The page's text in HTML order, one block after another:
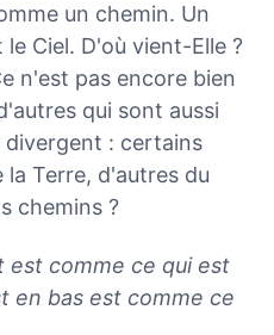
un chemin. Un
Ciel. D'où vient-Elle ?
n'est pas encore bien
qui sont aussi
divergent : certains
Terre, d'autres du
chemins ?
est comme ce qui est
en bas est comme ce